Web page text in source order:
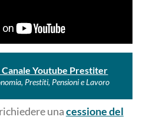
Youtube Prestiter
Prestiti, Pensioni e Lavoro
unacessione del